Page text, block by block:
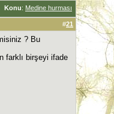
Konu: Medine hurması
#21
? Bu
farklı birşeyi ifade